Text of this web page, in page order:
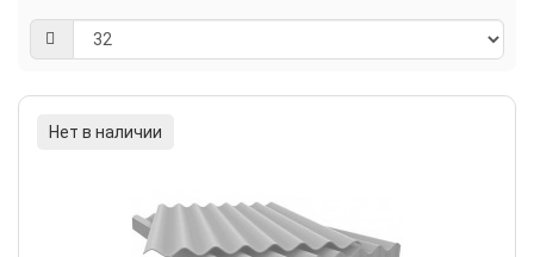
Нет в наличии